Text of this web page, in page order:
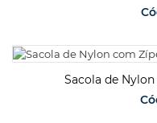
Sacola de